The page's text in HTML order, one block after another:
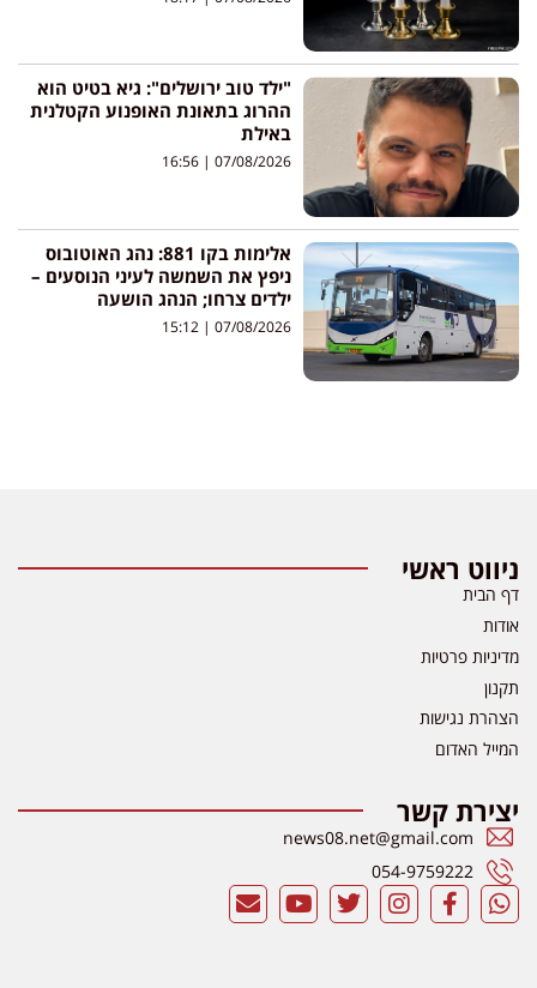
"ילד טוב ירושלים": גיא בטיט הוא
ההרוג בתאונת האופנוע הקטלנית
באילת
07/08/2026
אלימות בקו 881: נהג האוטובוס
ניפץ את השמשה לעיני הנוסעים –
ילדים צרחו; הנהג הושעה
07/08/2026
ניווט ראשי
דף הבית
אודות
מדיניות פרטיות
תקנון
הצהרת נגישות
המייל האדום
יצירת קשר
news08.net@gmail.com
054-9759222